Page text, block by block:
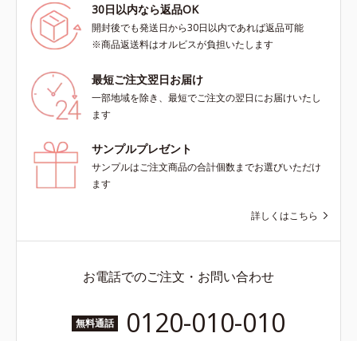
30日以内なら返品OK
開封後でも発送日から30日以内であれば返品可能
※商品返送料はオルビスが負担いたします
最短ご注文翌日お届け
一部地域を除き、最短でご注文の翌日にお届けいたし
ます
サンプルプレゼント
サンプルはご注文商品の合計個数までお選びいただけ
ます
詳しくはこちら
お電話でのご注文・お問い合わせ
無料通話 0120-010-010